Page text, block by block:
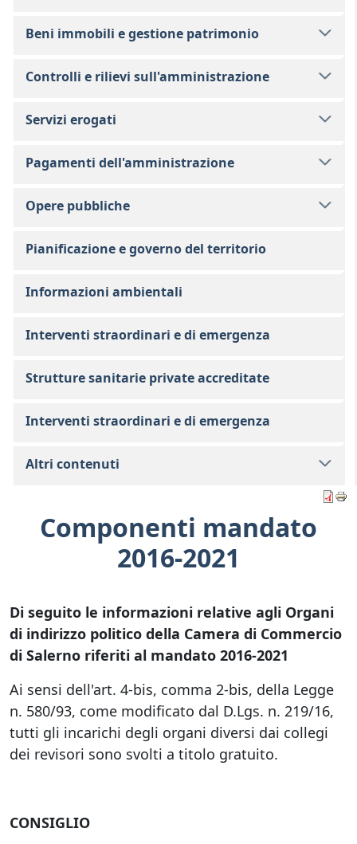
Componenti mandato
2016-2021
Di seguito le informazioni relative agli Organi
di indirizzo politico della Camera di Commercio
di Salerno riferiti al mandato 2016-2021
Ai sensi dell'art. 4-bis, comma 2-bis, della Legge
n. 580/93, come modificato dal D.Lgs. n. 219/16,
tutti gli incarichi degli organi diversi dai collegi
dei revisori sono svolti a titolo gratuito.
CONSIGLIO
Beni immobili e gestione patrimonio
Controlli e rilievi sull'amministrazione
Servizi erogati
Pagamenti dell'amministrazione
Opere pubbliche
Pianificazione e governo del territorio
Informazioni ambientali
Interventi straordinari e di emergenza
Strutture sanitarie private accreditate
Interventi straordinari e di emergenza
Altri contenuti